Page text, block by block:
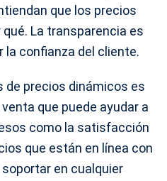
que los precios
La transparencia es
la confianza del cliente.
precios dinámicos es
que puede ayudar a
como la satisfacción
que están en línea con
soportar en cualquier